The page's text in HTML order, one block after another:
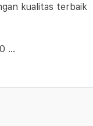
kualitas terbaik
...